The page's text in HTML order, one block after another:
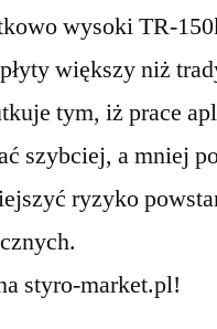
wysoki TR-
większy niż
tym, iż prace
szybciej, a mniej
ryzyko
styro-market.pl!